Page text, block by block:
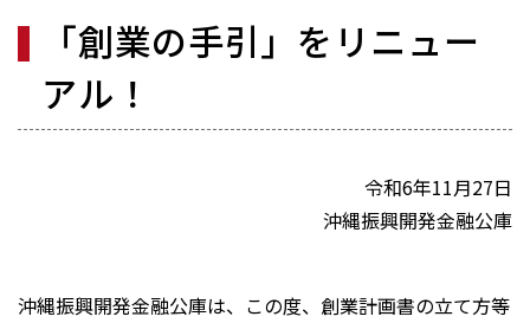
「創業の手引」をリニュー
アル！
令和6年11月27日
沖縄振興開発金融公庫
沖縄振興開発金融公庫は、この度、創業計画書の立て方等